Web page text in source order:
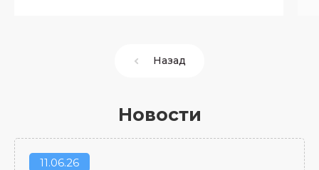
Назад
Новости
11 06.26